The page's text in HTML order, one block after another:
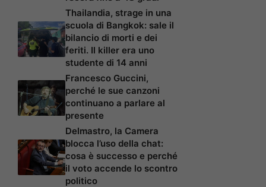
Thailandia, strage in una
scuola di Bangkok: sale il
bilancio di morti e dei
feriti. Il killer era uno
studente di 14 anni
Francesco Guccini,
perché le sue canzoni
continuano a parlare al
presente
Delmastro, la Camera
blocca l’uso della chat:
cosa è successo e perché
il voto accende lo scontro
politico